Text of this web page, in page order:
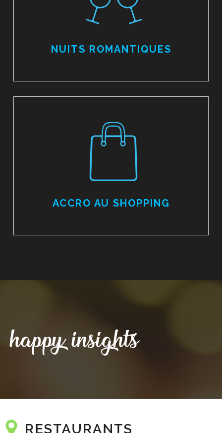
NUITS ROMANTIQUES
ACCRO AU SHOPPING